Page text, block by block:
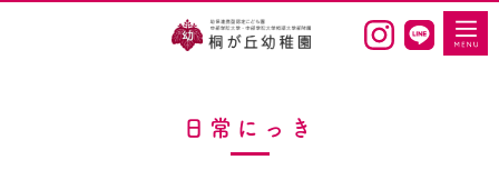
日常にっき